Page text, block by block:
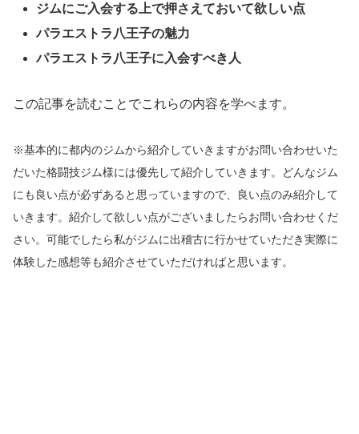
ジムにご入会する上で押さえておいて欲しい点
パラエストラ八王子の魅力
パラエストラ八王子に入会すべき人
この記事を読むことでこれらの内容を学べます。
※基本的に都内のジムから紹介していきますがお問い合わせいた
だいた格闘技ジム様には優先して紹介していきます。どんなジム
にも良い点が必ずあると思っていますので、良い点のみ紹介して
いきます。紹介して欲しい点がございましたらお問い合わせくだ
さい。可能でしたら私がジムに出稽古に行かせていただき実際に
体験した感想等も紹介させていただければと思います。